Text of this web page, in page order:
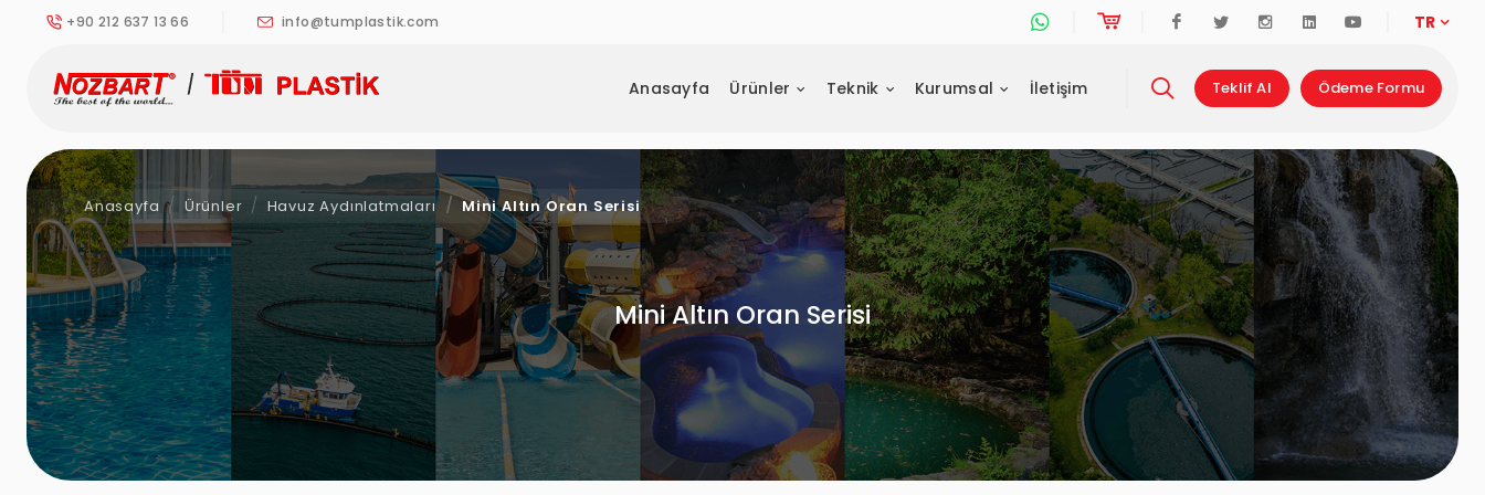
+90 212 637 13 66 info@tumplastik.com Whatsapp Destek Hattı
Online AlışverişFacebookTwitter InstagramLinkedinYoutube
TR
Anasayfa Ürünler Teknik Kurumsal İletişim Teklif Al Ödeme Formu
Mini Altın Oran Serisi
Anasayfa Ürünler Havuz Aydınlatmaları Mini Altın Oran Serisi